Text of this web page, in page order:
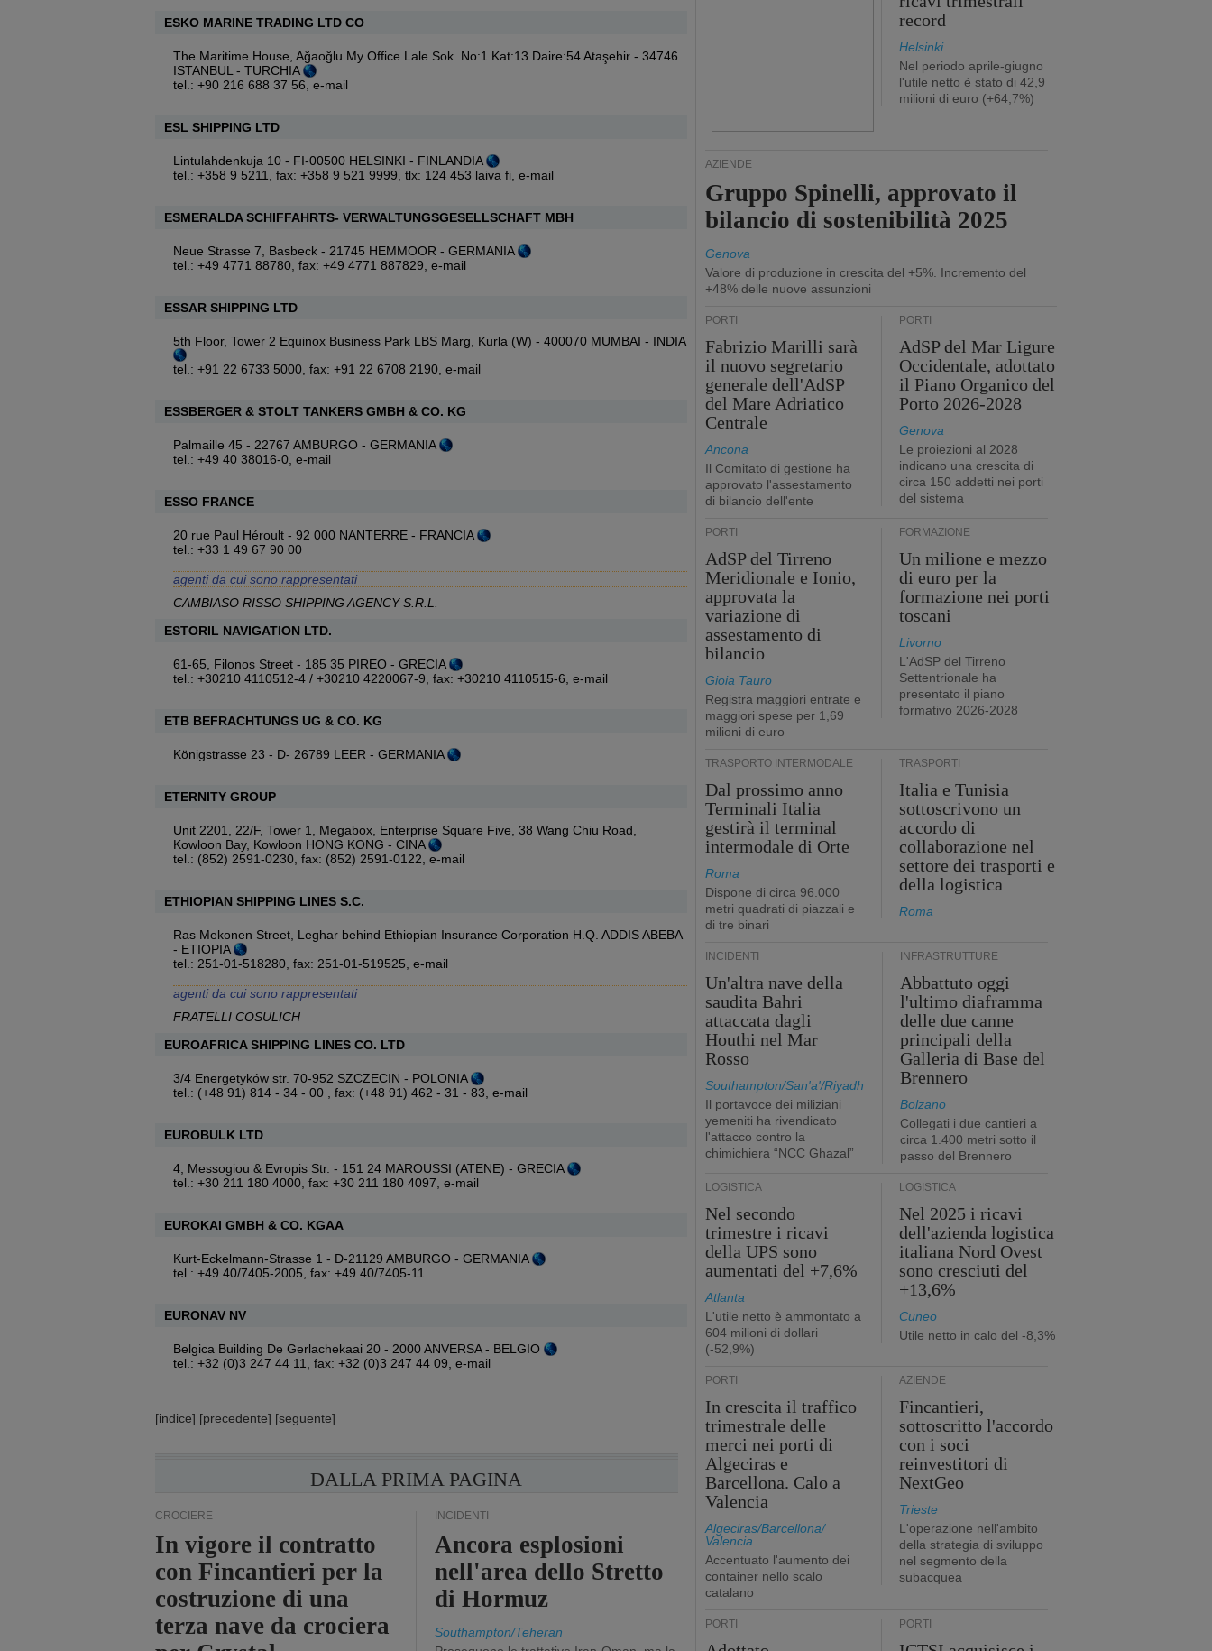
ESKO MARINE TRADING LTD CO
The Maritime House, Ağaoğlu My Office Lale Sok. No:1 Kat:13 Daire:54 Ataşehir - 34746
ISTANBUL - TURCHIA
tel.: +90 216 688 37 56, e-mail
ESL SHIPPING LTD
Lintulahdenkuja 10 - FI-00500 HELSINKI - FINLANDIA
tel.: +358 9 5211, fax: +358 9 521 9999, tlx: 124 453 laiva fi, e-mail
ESMERALDA SCHIFFAHRTS- VERWALTUNGSGESELLSCHAFT MBH
Neue Strasse 7, Basbeck - 21745 HEMMOOR - GERMANIA
tel.: +49 4771 88780, fax: +49 4771 887829, e-mail
ESSAR SHIPPING LTD
5th Floor, Tower 2 Equinox Business Park LBS Marg, Kurla (W) - 400070 MUMBAI - INDIA
tel.: +91 22 6733 5000, fax: +91 22 6708 2190, e-mail
ESSBERGER & STOLT TANKERS GMBH & CO. KG
Palmaille 45 - 22767 AMBURGO - GERMANIA
tel.: +49 40 38016-0, e-mail
ESSO FRANCE
20 rue Paul Héroult - 92 000 NANTERRE - FRANCIA
tel.: +33 1 49 67 90 00
agenti da cui sono rappresentati
CAMBIASO RISSO SHIPPING AGENCY S.R.L.
ESTORIL NAVIGATION LTD.
61-65, Filonos Street - 185 35 PIREO - GRECIA
tel.: +30210 4110512-4 / +30210 4220067-9, fax: +30210 4110515-6, e-mail
ETB BEFRACHTUNGS UG & CO. KG
Königstrasse 23 - D- 26789 LEER - GERMANIA
ETERNITY GROUP
Unit 2201, 22/F, Tower 1, Megabox, Enterprise Square Five, 38 Wang Chiu Road,
Kowloon Bay, Kowloon HONG KONG - CINA
tel.: (852) 2591-0230, fax: (852) 2591-0122, e-mail
ETHIOPIAN SHIPPING LINES S.C.
Ras Mekonen Street, Leghar behind Ethiopian Insurance Corporation H.Q. ADDIS ABEBA
- ETIOPIA
tel.: 251-01-518280, fax: 251-01-519525, e-mail
agenti da cui sono rappresentati
FRATELLI COSULICH
EUROAFRICA SHIPPING LINES CO. LTD
3/4 Energetyków str. 70-952 SZCZECIN - POLONIA
tel.: (+48 91) 814 - 34 - 00 , fax: (+48 91) 462 - 31 - 83, e-mail
EUROBULK LTD
4, Messogiou & Evropis Str. - 151 24 MAROUSSI (ATENE) - GRECIA
tel.: +30 211 180 4000, fax: +30 211 180 4097, e-mail
EUROKAI GMBH & CO. KGAA
Kurt-Eckelmann-Strasse 1 - D-21129 AMBURGO - GERMANIA
tel.: +49 40/7405-2005, fax: +49 40/7405-11
EURONAV NV
Belgica Building De Gerlachekaai 20 - 2000 ANVERSA - BELGIO
tel.: +32 (0)3 247 44 11, fax: +32 (0)3 247 44 09, e-mail
[indice] [precedente] [seguente]
DALLA PRIMA PAGINA
CROCIERE
In vigore il contratto
con Fincantieri per la
costruzione di una
terza nave da crociera
INCIDENTI
Ancora esplosioni
nell'area dello Stretto
di Hormuz
Southampton/Teheran
record
Helsinki
Nel periodo aprile-giugno
l'utile netto è stato di 42,9
milioni di euro (+64,7%)
AZIENDE
Gruppo Spinelli, approvato il
bilancio di sostenibilità 2025
Genova
Valore di produzione in crescita del +5%. Incremento del
+48% delle nuove assunzioni
PORTI
Fabrizio Marilli sarà
il nuovo segretario
generale dell'AdSP
del Mare Adriatico
Centrale
Ancona
Il Comitato di gestione ha
approvato l'assestamento
di bilancio dell'ente
PORTI
AdSP del Mar Ligure
Occidentale, adottato
il Piano Organico del
Porto 2026-2028
Genova
Le proiezioni al 2028
indicano una crescita di
circa 150 addetti nei porti
del sistema
PORTI
AdSP del Tirreno
Meridionale e Ionio,
approvata la
variazione di
assestamento di
bilancio
Gioia Tauro
Registra maggiori entrate e
maggiori spese per 1,69
milioni di euro
FORMAZIONE
Un milione e mezzo
di euro per la
formazione nei porti
toscani
Livorno
L'AdSP del Tirreno
Settentrionale ha
presentato il piano
formativo 2026-2028
TRASPORTO INTERMODALE
Dal prossimo anno
Terminali Italia
gestirà il terminal
intermodale di Orte
Roma
Dispone di circa 96.000
metri quadrati di piazzali e
di tre binari
TRASPORTI
Italia e Tunisia
sottoscrivono un
accordo di
collaborazione nel
settore dei trasporti e
della logistica
Roma
INCIDENTI
Un'altra nave della
saudita Bahri
attaccata dagli
Houthi nel Mar
Rosso
Southampton/San'a'/Riyadh
Il portavoce dei miliziani
yemeniti ha rivendicato
l'attacco contro la
chimichiera “NCC Ghazal”
INFRASTRUTTURE
Abbattuto oggi
l'ultimo diaframma
delle due canne
principali della
Galleria di Base del
Brennero
Bolzano
Collegati i due cantieri a
circa 1.400 metri sotto il
passo del Brennero
LOGISTICA
Nel secondo
trimestre i ricavi
della UPS sono
aumentati del +7,6%
Atlanta
L'utile netto è ammontato a
604 milioni di dollari
(-52,9%)
LOGISTICA
Nel 2025 i ricavi
dell'azienda logistica
italiana Nord Ovest
sono cresciuti del
+13,6%
Cuneo
Utile netto in calo del -8,3%
PORTI
In crescita il traffico
trimestrale delle
merci nei porti di
Algeciras e
Barcellona. Calo a
Valencia
Algeciras/Barcellona/
Valencia
Accentuato l'aumento dei
container nello scalo
catalano
AZIENDE
Fincantieri,
sottoscritto l'accordo
con i soci
reinvestitori di
NextGeo
Trieste
L'operazione nell'ambito
della strategia di sviluppo
nel segmento della
subacquea
PORTI PORTI